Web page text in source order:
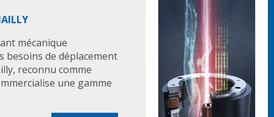
mécanique
besoins de déplacement
reconnu comme
une gamme